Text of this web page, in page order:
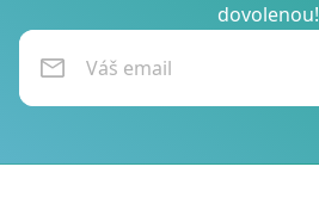
dovolenou!